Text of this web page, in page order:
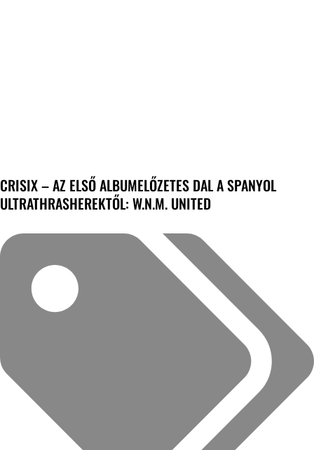
CRISIX – AZ ELSŐ ALBUMELŐZETES DAL A SPANYOL
ULTRATHRASHEREKTŐL: W.N.M. UNITED